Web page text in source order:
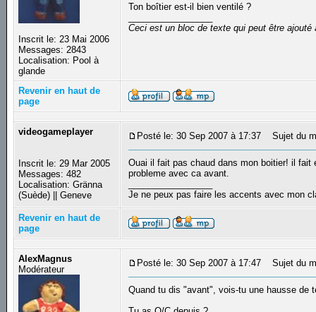
Inscrit le: 23 Mai 2006
Messages: 2843
Localisation: Pool à
glande
Ton boîtier est-il bien ventilé ?
Ceci est un bloc de texte qui peut être
Revenir en haut de
page
videogameplayer
Inscrit le: 29 Mar 2005
Messages: 482
Localisation: Gränna
(Suède) || Geneve
Posté le: 30 Sep 2007 à 17:37 Sujet du
Ouai il fait pas chaud dans mon boitier! il fait
probleme avec ca avant.
Je ne peux pas faire les accents avec mon
Revenir en haut de
page
AlexMagnus
Modérateur
Posté le: 30 Sep 2007 à 17:47 Sujet du
Quand tu dis "avant", vois-tu une hausse de